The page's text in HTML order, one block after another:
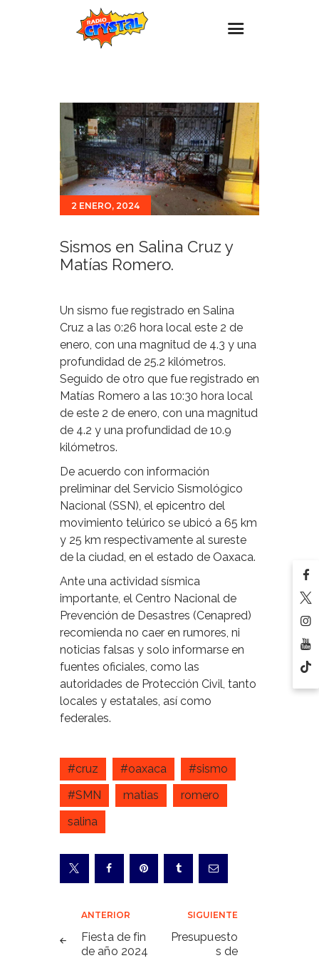
Estaciones
Eventos
Promociones
Noticias
Para ti
2 ENERO, 2024
Sismos en Salina Cruz y
Matías Romero.
Un sismo fue registrado en Salina
Cruz a las 0:26 hora local este 2 de
enero, con una magnitud de 4.3 y una
profundidad de 25.2 kilómetros.
Seguido de otro que fue registrado en
Matías Romero a las 10:30 hora local
de este 2 de enero, con una magnitud
de 4.2 y una profundidad de 10.9
kilómetros.
De acuerdo con información
preliminar del Servicio Sismológico
Nacional (SSN), el epicentro del
movimiento telúrico se ubicó a 65 km
y 25 km respectivamente al sureste
de la ciudad, en el estado de Oaxaca.
Ante una actividad sísmica
importante, el Centro Nacional de
Prevención de Desastres (Cenapred)
recomienda no caer en rumores, ni
noticias falsas y solo informarse en
fuentes oficiales, como las
autoridades de Protección Civil, tanto
locales y estatales, así como
federales.
#cruz #oaxaca
#sismo
#SMN
matias
romero
salina
Navegación
de
ANTERIOR
Fiesta de fin
de año 2024
SIGUIENTE
Presupuesto
s de